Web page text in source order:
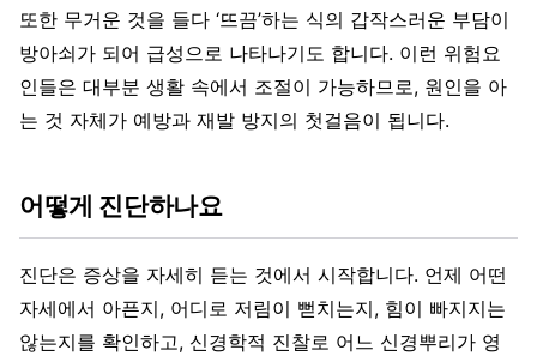
또한 무거운 것을 들다 ‘뜨끔’하는 식의 갑작스러운 부담이
방아쇠가 되어 급성으로 나타나기도 합니다. 이런 위험요
인들은 대부분 생활 속에서 조절이 가능하므로, 원인을 아
는 것 자체가 예방과 재발 방지의 첫걸음이 됩니다.
어떻게 진단하나요
진단은 증상을 자세히 듣는 것에서 시작합니다. 언제 어떤
자세에서 아픈지, 어디로 저림이 뻗치는지, 힘이 빠지지는
않는지를 확인하고, 신경학적 진찰로 어느 신경뿌리가 영